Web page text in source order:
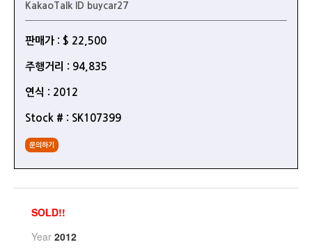
KakaoTalk ID buycar27
판매가 : $ 22,500
주행거리 : 94,835
연식 : 2012
Stock # : SK107399
문의하기
SOLD!!
Year 2012